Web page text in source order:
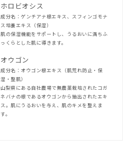
ホロビオシス
成分名：ゲンチアナ根エキス、スフィンゴモナ
ス培養エキス（保湿）
肌の保湿機能をサポートし、うるおいに満ちふ
っくらとした肌に導きます。
オウゴン
成分名：オウゴン根エキス（肌荒れ防止・保
湿・整肌）
山梨県にある自社農場で無農薬栽培されたコガ
ネバナの根であるオウゴンから抽出されたエキ
ス。肌にうるおいを与え、肌のキメを整えま
す。